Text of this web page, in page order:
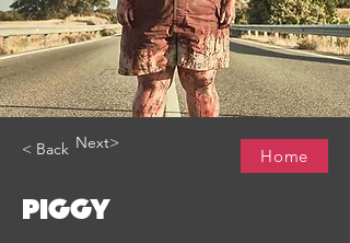
< Back Next>
Home
PIGGY